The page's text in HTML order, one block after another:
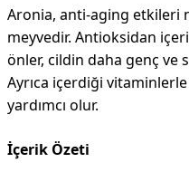
Aronia, anti-aging etkileri
meyvedir. Antioksidan
önler, cildin daha genç ve
Ayrıca içerdiği
yardımcı olur.
İçerik Özeti